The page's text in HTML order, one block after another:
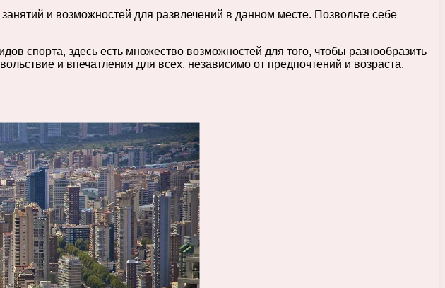
и возможностей для развлечений в данном месте. Позвольте себе
спорта, здесь есть множество возможностей для того, чтобы разнообразить
и впечатления для всех, независимо от предпочтений и возраста.